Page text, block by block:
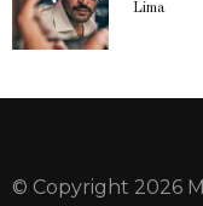
Lima
© Copyright 2026